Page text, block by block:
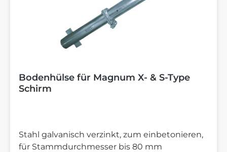
Bodenhülse für Magnum X- & S-Type
Schirm
Stahl galvanisch verzinkt, zum einbetonieren,
für Stammdurchmesser bis 80 mm